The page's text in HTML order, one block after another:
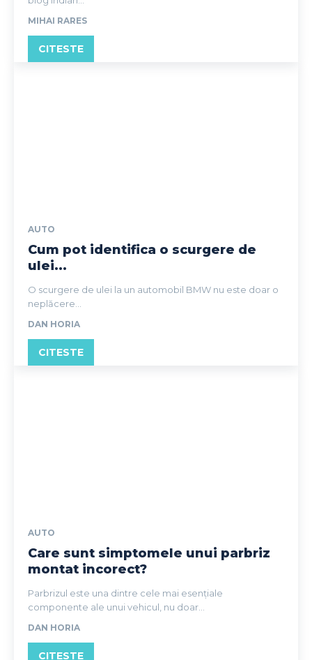
MIHAI RARES
CITESTE
AUTO
Cum pot identifica o scurgere de
ulei...
O scurgere de ulei la un automobil BMW nu este doar o
neplăcere...
DAN HORIA
CITESTE
AUTO
Care sunt simptomele unui parbriz
montat incorect?
Parbrizul este una dintre cele mai esențiale
componente ale unui vehicul, nu doar...
DAN HORIA
CITESTE